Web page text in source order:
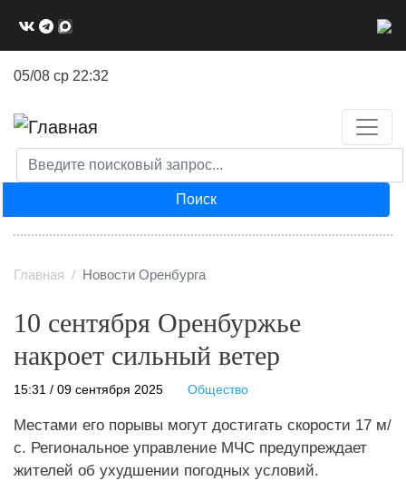
05/08 ср 22:32
Поиск
Главная Новости Оренбурга
10 сентября Оренбуржье
накроет сильный ветер
15:31 / 09 сентября 2025 Общество
Местами его порывы могут достигать скорости 17 м/
с. Региональное управление МЧС предупреждает
жителей об ухудшении погодных условий.